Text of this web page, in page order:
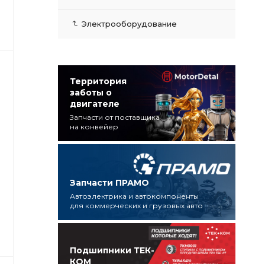
Электрооборудование
Территория
заботы о
двигателе
Запчасти от поставщика
на конвейер
Запчасти ПРАМО
Автоэлектрика и автокомпоненты
для коммерческих и грузовых авто
Подшипники ТЕК-
КОМ